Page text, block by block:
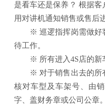
是看车还是保养？ 根据客
用对讲机通知销售或售后
※ 巡逻指挥岗需做好
待工作。
※ 所有进入4S店的新
※ 对于销售出去的所
核对车型及车架号、由
字、盖财务章或公司公章。